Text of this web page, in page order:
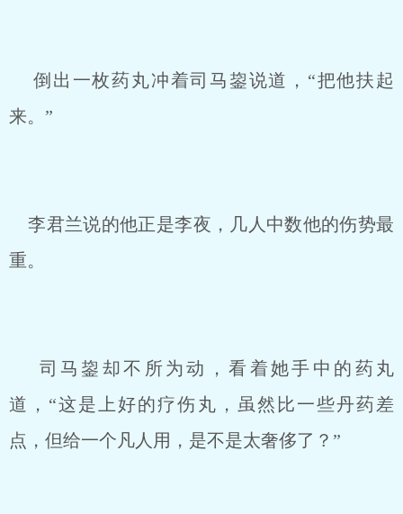
倒出一枚药丸冲着司马鋆说道，“把他扶起
来。”
李君兰说的他正是李夜，几人中数他的伤势最
重。
司马鋆却不所为动，看着她手中的药丸
道，“这是上好的疗伤丸，虽然比一些丹药差
点，但给一个凡人用，是不是太奢侈了？”